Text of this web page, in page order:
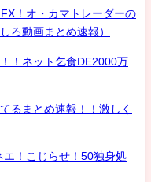
！オ・カマトレーダーの
ろ動画まとめ速報）
！ネット乞食DE2000万
るまとめ速報！！激しく
エ！こじらせ！50独身処